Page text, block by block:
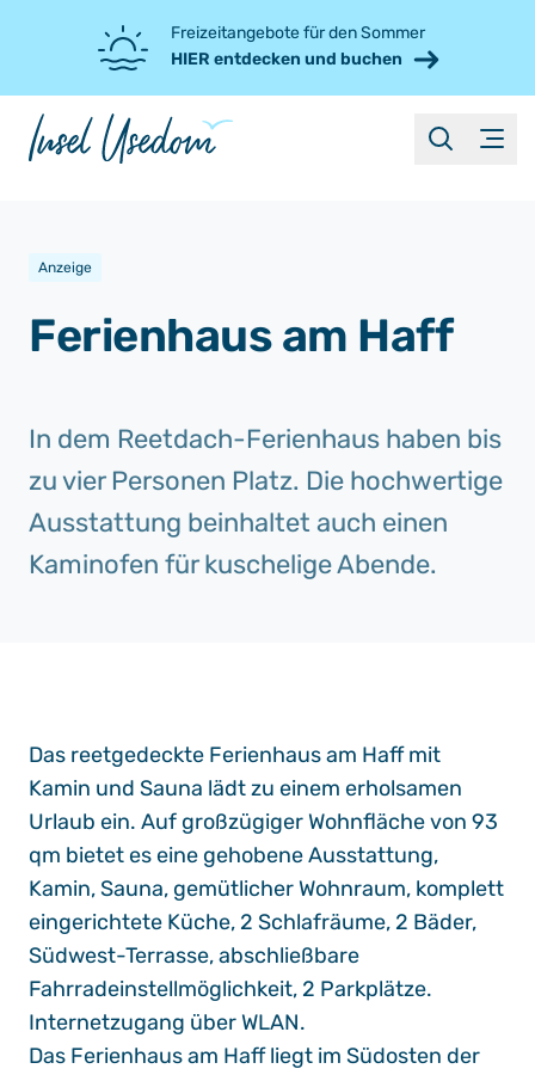
Freizeitangebote für den Sommer
HIER entdecken und buchen
Menü
suchen
Ferienhaus am Haff
Anzeige
In dem Reetdach-Ferienhaus haben bis
zu vier Personen Platz. Die hochwertige
Ausstattung beinhaltet auch einen
Kaminofen für kuschelige Abende.
Das reetgedeckte Ferienhaus am Haff mit
Kamin und Sauna lädt zu einem erholsamen
Urlaub ein. Auf großzügiger Wohnfläche von 93
qm bietet es eine gehobene Ausstattung,
Kamin, Sauna, gemütlicher Wohnraum, komplett
eingerichtete Küche, 2 Schlafräume, 2 Bäder,
Südwest-Terrasse, abschließbare
Fahrradeinstellmöglichkeit, 2 Parkplätze.
Internetzugang über WLAN.
Das Ferienhaus am Haff liegt im Südosten der